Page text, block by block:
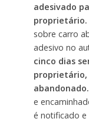
adesivado
proprietário.
sobre carro
adesivo no
cinco dias
proprietário,
abandonado.
e
é notificado e